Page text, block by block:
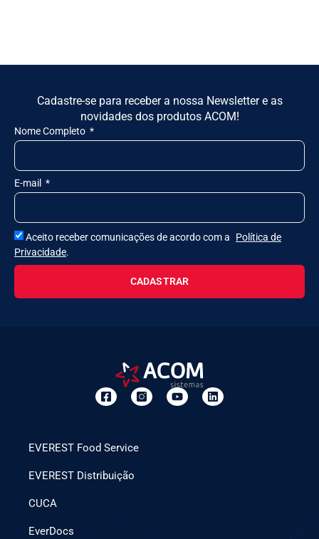
Cadastre-se para receber a nossa Newsletter e as
novidades dos produtos ACOM!
Nome Completo
E-mail
Aceito receber comunicações de acordo com a
Política de
Privacidade.
CADASTRAR
EVEREST Food Service
EVEREST Distribuição
CUCA
EverDocs